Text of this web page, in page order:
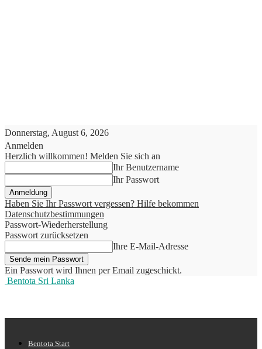
Donnerstag, August 6, 2026
Anmelden
Herzlich willkommen! Melden Sie sich an
Ihr Benutzername
Ihr Passwort
Haben Sie Ihr Passwort vergessen? Hilfe bekommen
Datenschutzbestimmungen
Passwort-Wiederherstellung
Passwort zurücksetzen
Ihre E-Mail-Adresse
Ein Passwort wird Ihnen per Email zugeschickt.
Bentota Sri Lanka
Bentota Start